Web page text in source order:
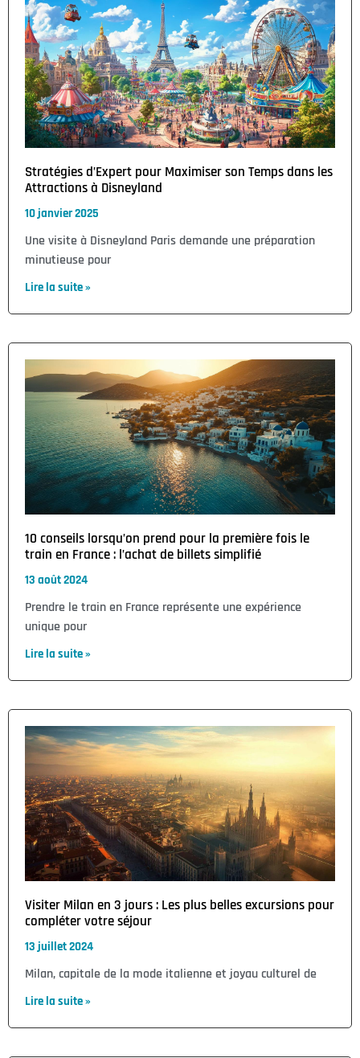
Stratégies d’Expert pour Maximiser son Temps dans les
Attractions à Disneyland
10 janvier 2025
Une visite à Disneyland Paris demande une préparation
minutieuse pour
Lire la suite »
10 conseils lorsqu’on prend pour la première fois le
train en France : l’achat de billets simplifié
13 août 2024
Prendre le train en France représente une expérience
unique pour
Lire la suite »
Visiter Milan en 3 jours : Les plus belles excursions pour
compléter votre séjour
13 juillet 2024
Milan, capitale de la mode italienne et joyau culturel de
Lire la suite »